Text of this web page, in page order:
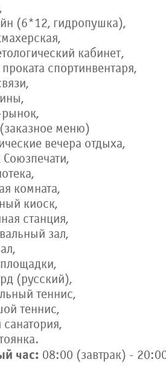
(6*12, гидропушка),
кабинет,
спортинвентаря,
меню)
вечера отдыха,
Союзпечати,
комната,
киоск,
станция,
зал,
(русский),
теннис,
теннис,
санатория,
час: 08:00 (завтрак) -